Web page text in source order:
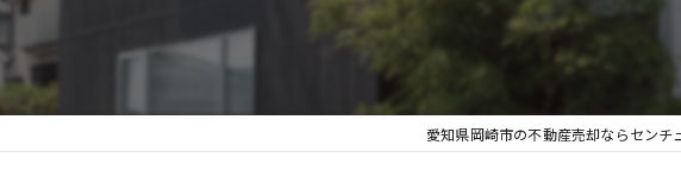
愛知県岡崎市の不動産売却ならセンチ